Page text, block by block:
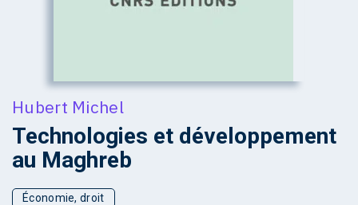
Hubert Michel
Technologies et développement
au Maghreb
Économie, droit